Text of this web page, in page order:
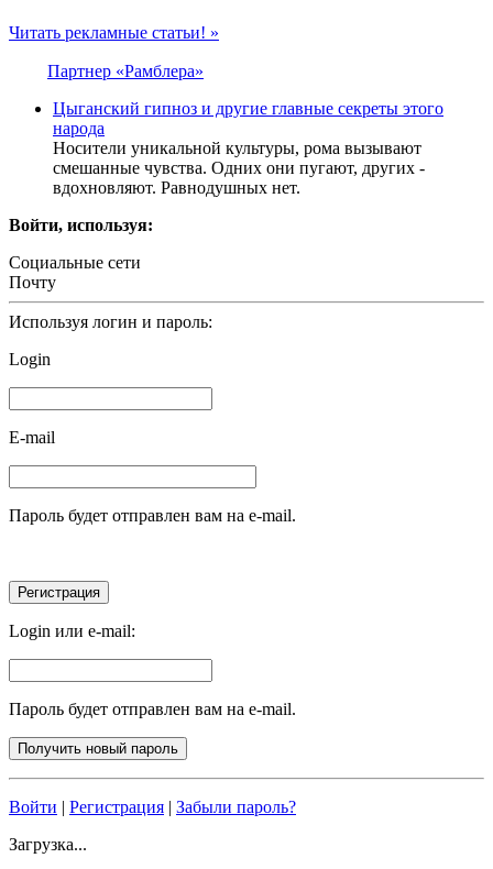
Читать рекламные статьи! »
Партнер «Рамблера»
Цыганский гипноз и другие главные секреты этого
народа
Носители уникальной культуры, рома вызывают
смешанные чувства. Одних они пугают, других -
вдохновляют. Равнодушных нет.
Войти, используя:
Социальные сети
Почту
Используя логин и пароль:
Login
E-mail
Пароль будет отправлен вам на e-mail.
Login или e-mail:
Пароль будет отправлен вам на e-mail.
Войти | Регистрация | Забыли пароль?
Загрузка...